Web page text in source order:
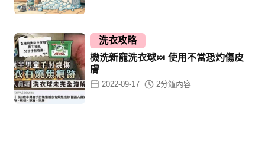
洗衣攻略
機洗新寵洗衣球🍬 使用不當恐灼傷皮
膚
2022-09-17 2分鐘內容